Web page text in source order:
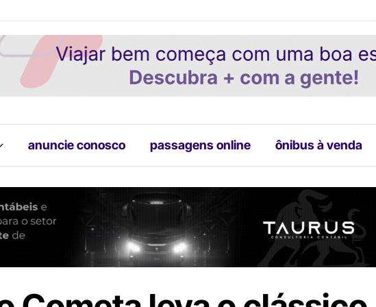
anuncie conosco passagens online ônibus à venda